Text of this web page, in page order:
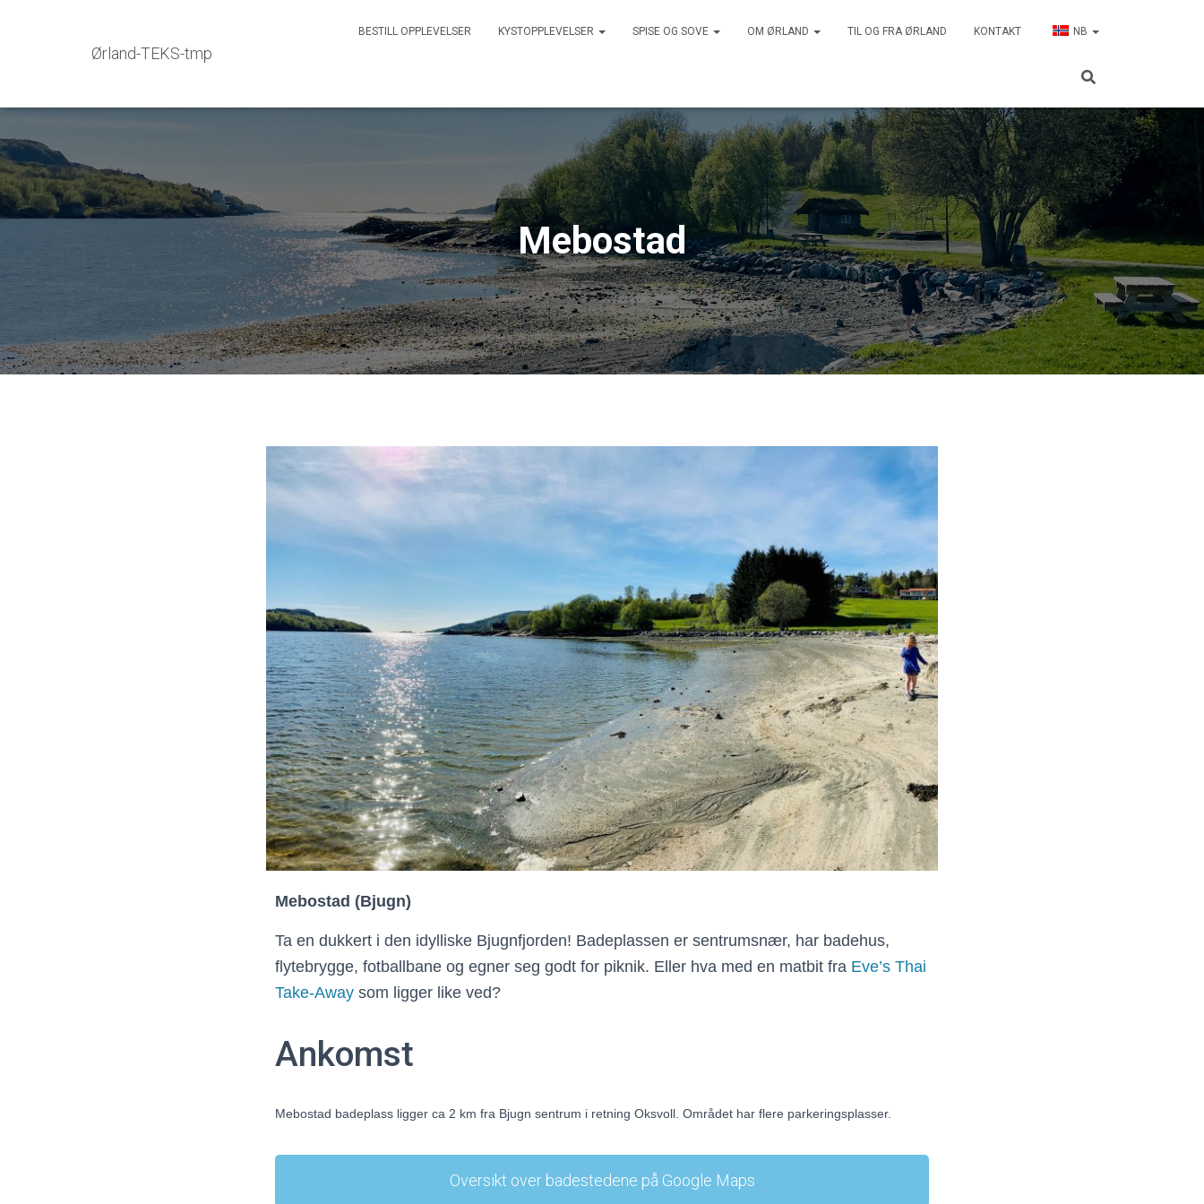
Ørland-TEKS-tmp
BESTILL OPPLEVELSER KYSTOPPLEVELSER SPISE OG SOVE OM ØRLAND TIL OG FRA ØRLAND KONTAKT NB
Mebostad
Mebostad (Bjugn)
Ta en dukkert i den idylliske Bjugnfjorden! Badeplassen er sentrumsnær, har badehus,
flytebrygge, fotballbane og egner seg godt for piknik. Eller hva med en matbit fra Eve’s Thai
Take-Away som ligger like ved?
Ankomst
Mebostad badeplass ligger ca 2 km fra Bjugn sentrum i retning Oksvoll. Området har flere parkeringsplasser.
Oversikt over badestedene på Google Maps